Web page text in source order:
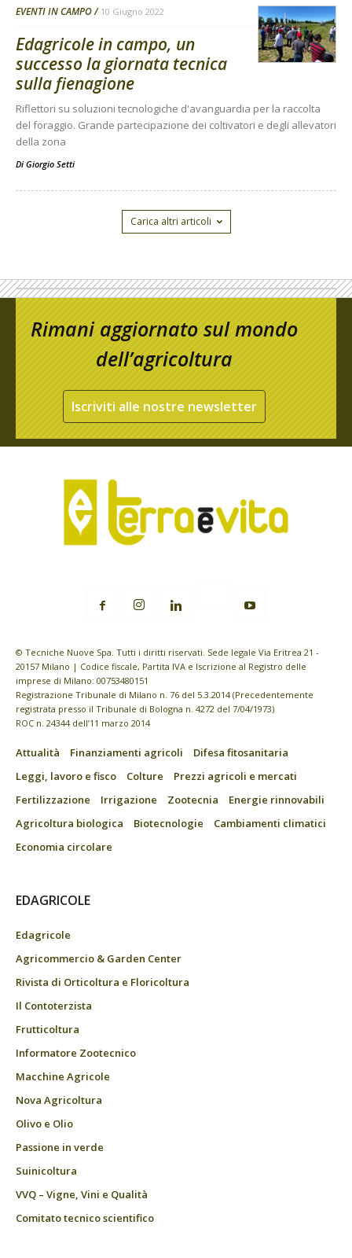
EVENTI IN CAMPO 10 Giugno 2022
Edagricole in campo, un
successo la giornata tecnica
sulla fienagione
Riflettori su soluzioni tecnologiche d'avanguardia per la raccolta
del foraggio. Grande partecipazione dei coltivatori e degli allevatori
della zona
Di Giorgio Setti
Carica altri articoli
Rimani aggiornato sul mondo
dell’agricoltura
Iscriviti alle nostre newsletter
© Tecniche Nuove Spa. Tutti i diritti riservati. Sede legale Via Eritrea 21 -
20157 Milano | Codice fiscale, Partita IVA e Iscrizione al Registro delle
imprese di Milano: 00753480151
Registrazione Tribunale di Milano n. 76 del 5.3.2014 (Precedentemente
registrata presso il Tribunale di Bologna n. 4272 del 7/04/1973)
ROC n. 24344 dell’11 marzo 2014
Attualità Finanziamenti agricoli
Difesa fitosanitaria
Leggi, lavoro e fisco
Colture
Prezzi agricoli e mercati
Fertilizzazione
Irrigazione Zootecnia
Energie rinnovabili
Agricoltura biologica
Biotecnologie
Cambiamenti climatici
Economia circolare
EDAGRICOLE
Edagricole
Agricommercio & Garden Center
Rivista di Orticoltura e Floricoltura
Il Contoterzista
Frutticoltura
Informatore Zootecnico
Macchine Agricole
Nova Agricoltura
Olivo e Olio
Passione in verde
Suinicoltura
VVQ – Vigne, Vini e Qualità
Comitato tecnico scientifico